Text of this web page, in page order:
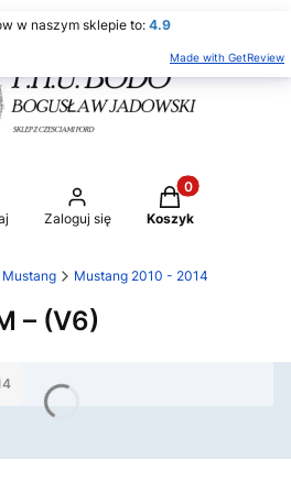
wyszukiwarkę
Zaloguj się
Produkty w
Koszyk
Mustang Mustang 2010 - 2014
– (V6)
w naszym sklepie to: 4.9
Made with GetReview